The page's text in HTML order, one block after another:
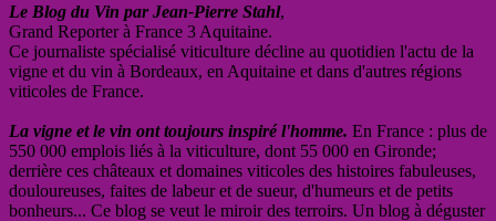
Le Blog du Vin par Jean-Pierre Stahl,
Grand Reporter à France 3 Aquitaine.
Ce journaliste spécialisé viticulture décline au quotidien l'actu de la
vigne et du vin à Bordeaux, en Aquitaine et dans d'autres régions
viticoles de France.
La vigne et le vin ont toujours inspiré l'homme. En France : plus de
550 000 emplois liés à la viticulture, dont 55 000 en Gironde;
derrière ces châteaux et domaines viticoles des histoires fabuleuses,
douloureuses, faites de labeur et de sueur, d'humeurs et de petits
bonheurs... Ce blog se veut le miroir des terroirs. Un blog à déguster